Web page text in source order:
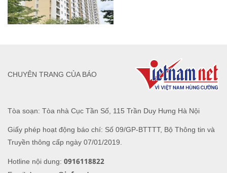
Tòa soạn: Tòa nhà Cục Tần Số, 115 Trần Duy Hưng Hà Nội
Giấy phép hoạt động báo chí: Số 09/GP-BTTTT, Bộ Thông tin và
Truyền thông cấp ngày 07/01/2019.
Hotline nội dung: 0916118822
CHUYÊN TRANG CỦA BÁO